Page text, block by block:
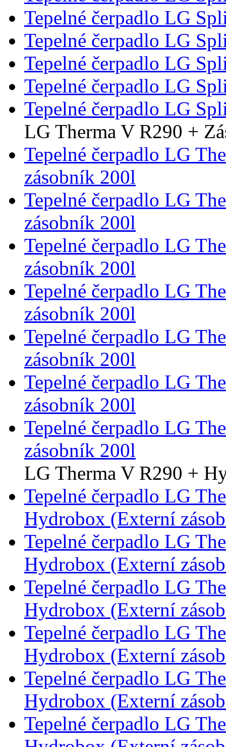
Tepelné čerpadlo LG
Tepelné čerpadlo LG
Tepelné čerpadlo LG
Tepelné čerpadlo LG
Tepelné čerpadlo LG
LG Therma V R290 +
Tepelné čerpadlo LG
zásobník 200l
Tepelné čerpadlo LG
zásobník 200l
Tepelné čerpadlo LG
zásobník 200l
Tepelné čerpadlo LG
zásobník 200l
Tepelné čerpadlo LG
zásobník 200l
Tepelné čerpadlo LG
zásobník 200l
Tepelné čerpadlo LG
zásobník 200l
LG Therma V R290 +
Tepelné čerpadlo LG
Hydrobox (Externí
Tepelné čerpadlo LG
Hydrobox (Externí
Tepelné čerpadlo LG
Hydrobox (Externí
Tepelné čerpadlo LG
Hydrobox (Externí
Tepelné čerpadlo LG
Hydrobox (Externí
Tepelné čerpadlo LG